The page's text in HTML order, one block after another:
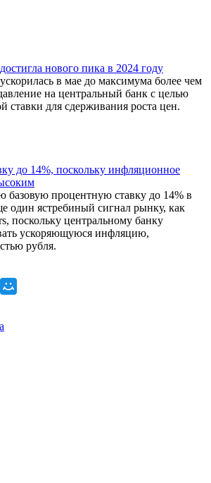
нового пика в 2024 году
в мае до максимума более чем
на центральный банк с целью
ставки для сдерживания роста цен.
до 14%, поскольку инфляционное
базовую процентную ставку до 14% в
один ястребиный сигнал рынку, как
поскольку центральному банку
ускоряющуюся инфляцию,
рубля.